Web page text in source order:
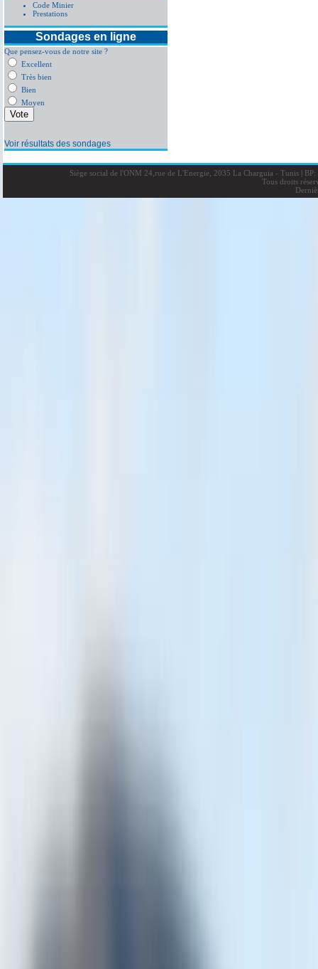
Code Minier
Prestations
Sondages en ligne
Que pensez-vous de notre site ?
Excellent
Très bien
Bien
Moyen
Voir résultats des sondages
Siège social de l'ONM 24,rue de L'Energie, 2035 La Charguia - Tunis |BP:
Tous droits